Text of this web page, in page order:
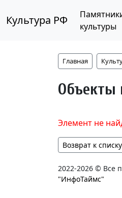
Культура РФ
культуры
Главная
Объекты
Элемент не
Возврат к списку
2022-2026 © Все
"ИнфоТаймс"